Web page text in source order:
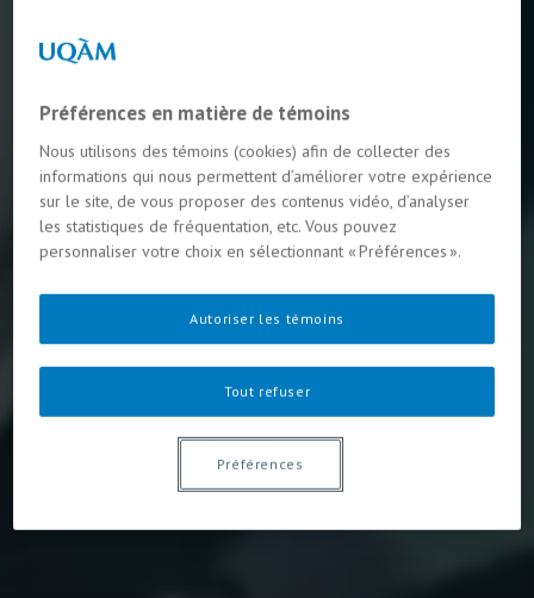
Préférences en matière de témoins
Nous utilisons des témoins (cookies) afin de collecter des
informations qui nous permettent d’améliorer votre expérience
sur le site, de vous proposer des contenus vidéo, d’analyser
les statistiques de fréquentation, etc. Vous pouvez
personnaliser votre choix en sélectionnant « Préférences ».
Tout refuser
Autoriser les témoins
Préférences